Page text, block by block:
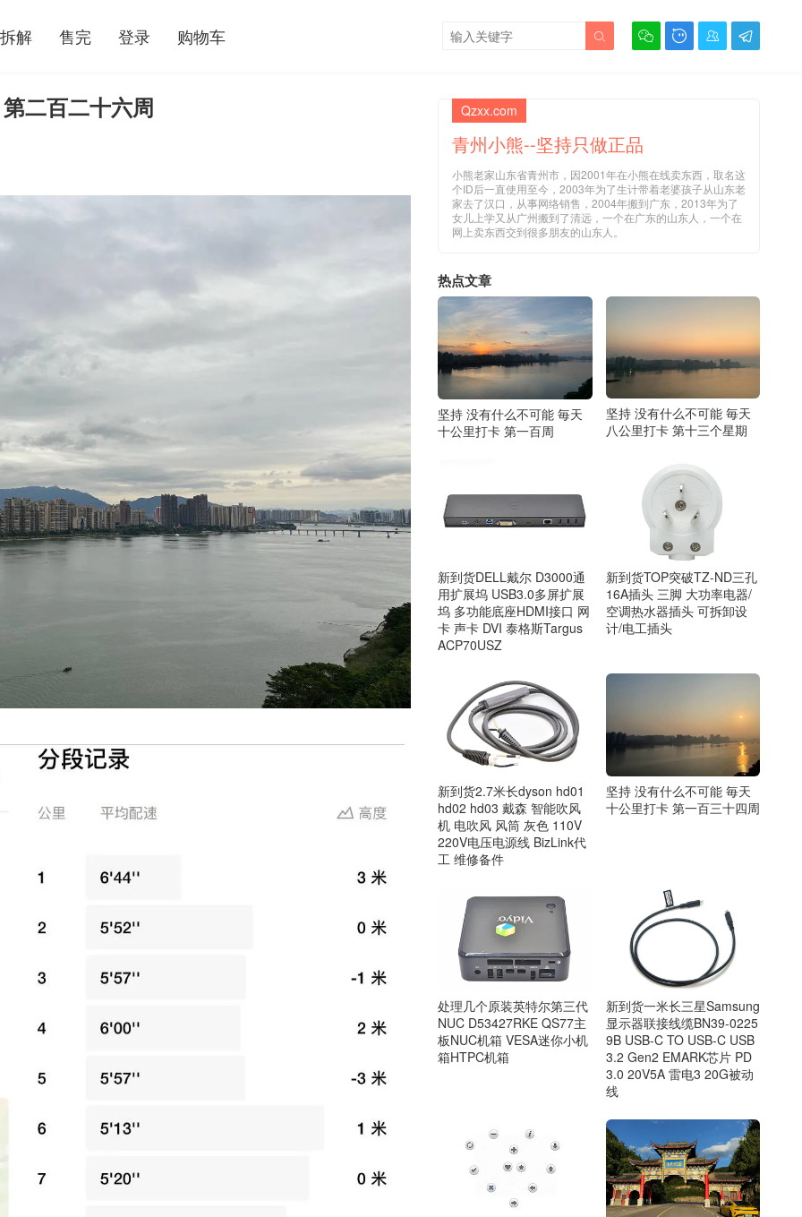
拆解 售完 登录 购物车    

二百二十六周 Qzxx.com
青州小熊--坚持只做正品
小熊老家山东省青州市，因2001年在小熊在线卖东西，取名这
个ID后一直使用至今，2003年为了生计带着老婆孩子从山东老
家去了汉口，从事网络销售，2004年搬到广东，2013年为了
女儿上学又从广州搬到了清远，一个在广东的山东人，一个在
网上卖东西交到很多朋友的山东人。
热点文章
坚持 没有什么不可能 毎天
十公里打卡 第一百周
坚持 没有什么不可能 毎天
八公里打卡 第十三个星期
新到货DELL戴尔 D3000通
用扩展坞 USB3.0多屏扩展
坞 多功能底座HDMI接口 网
卡 声卡 DVI 泰格斯Targus
ACP70USZ
新到货TOP突破TZ-ND三孔
16A插头 三脚 大功率电器/
空调热水器插头 可拆卸设
计/电工插头
新到货2.7米长dyson hd01
hd02 hd03 戴森 智能吹风
机 电吹风 风筒 灰色 110V
220V电压电源线 BizLink代
工 维修备件
坚持 没有什么不可能 毎天
十公里打卡 第一百三十四周
处理几个原装英特尔第三代
NUC D53427RKE QS77主
板NUC机箱 VESA迷你小机
箱HTPC机箱
新到货一米长三星Samsung
显示器联接线缆BN39-0225
9B USB-C TO USB-C USB
3.2 Gen2 EMARK芯片 PD
3.0 20V5A 雷电3 20G被动
线